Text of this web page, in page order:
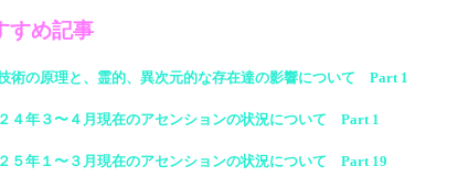
すめ記事
術の原理と、霊的、異次元的な存在達の影響について Part 1
４年３〜４月現在のアセンションの状況について Part 1
５年１〜３月現在のアセンションの状況について Part 19